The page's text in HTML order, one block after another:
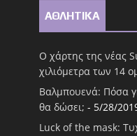
ΑΘΛΗΤΙΚΑ
Ο χάρτης της νέας
χιλιόμετρα των 14
Βαλμπουενά: Πόσα
θα δώσει; - 5/28/
Luck of the mask: